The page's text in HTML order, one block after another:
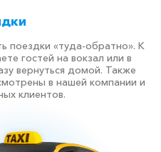
поездки «туда-обратно». К
гостей на вокзал или в
вернуться домой. Также
в нашей компании и
клиентов.